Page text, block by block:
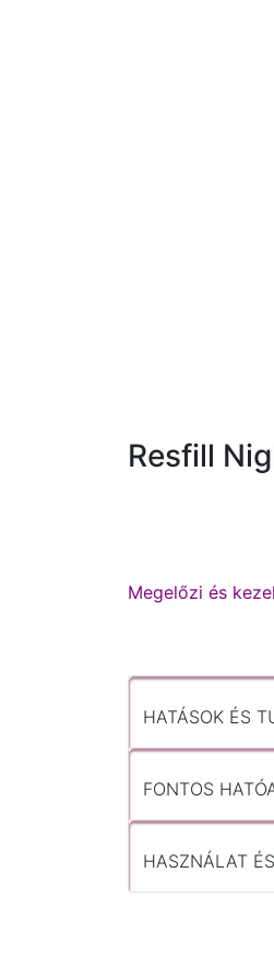
Resfill
Megelőzi és
HATÁSOK ÉS
FONTOS
HASZNÁLAT